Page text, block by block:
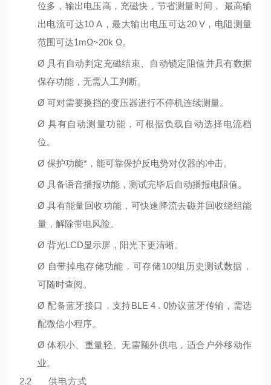
位多，输出电压⾼，充磁快，节省测量时间， 最⾼输
出电流可达10 A，最⼤输出电压可达20 V，电阻测量
范围可达1mΩ~20k Ω。
Ø具有⾃动判定充磁结束、⾃动锁定阻值并具有数据
保存功能，⽆需⼈⼯判断。
Ø 可对需要换挡的变压器进⾏不停机连续测量。
Ø具有⾃动测量功能，可根据负载⾃动选择电流档
位。
Ø 保护功能*，能可靠保护反电势对仪器的冲击。
Ø 具备语⾳播报功能，测试完毕后⾃动播报电阻值。
Ø具有能量回收功能，可快速降流去磁并回收绕组能
量，解除带电⻛险。
Ø 背光LCD显示屏，阳光下更清晰。
Ø ⾃带掉电存储功能，可存储100组历史测试数据，
可随时查阅。
Ø配备蓝⽛接⼝，⽀持BLE 4 . 0协议蓝⽛传输，需选
配微信⼩程序。
Ø体积⼩、重量轻、⽆需额外供电，适合户外移动作
业。
2.2
供电⽅式